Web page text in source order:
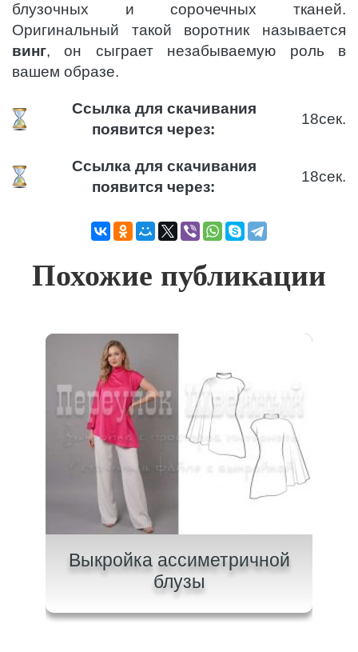
блузочных и сорочечных тканей.
Оригинальный такой воротник называется
винг, он сыграет незабываемую роль в
вашем образе.
Ссылка для скачивания
появится через:
18сек.
Ссылка для скачивания
появится через:
18сек.
Похожие публикации
Выкройка ассиметричной
блузы